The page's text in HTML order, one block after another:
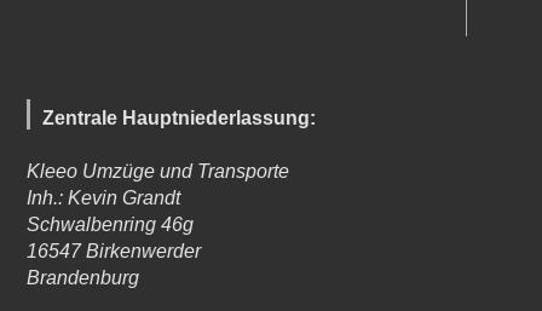
Zentrale Hauptniederlassung:
Kleeo Umzüge und Transporte
Inh.: Kevin Grandt
Schwalbenring 46g
16547 Birkenwerder
Brandenburg